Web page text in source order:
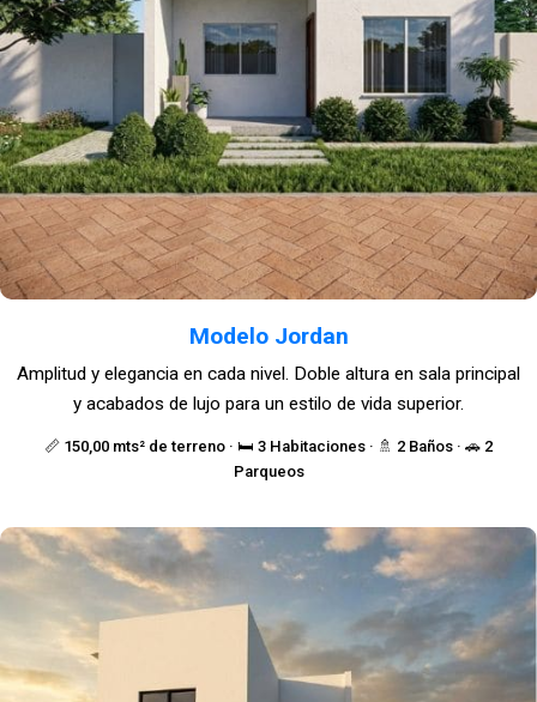
Modelo Jordan
📏 150,00 mts² de terreno · 🛏️ 3 Habitaciones · 🚿 2 Baños · 🚗 2
Parqueos
Amplitud y elegancia en cada nivel. Doble altura en sala principal
y acabados de lujo para un estilo de vida superior.